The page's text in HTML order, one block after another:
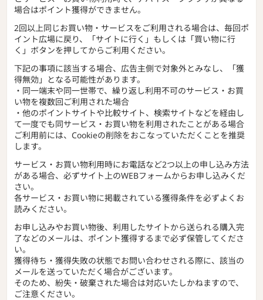
場合はポイント獲得ができません。
2回以上同じお買い物・サービスをご利用される場合は、毎回ポ
イント広場に戻り、「サイトに行く」もしくは「買い物に行
く」ボタンを押してからご利用ください。
下記の事項に該当する場合、広告主側で対象外とみなし、「獲
得無効」となる可能性があります。
・同一端末や同一世帯で、繰り返し利用不可のサービス・お買
い物を複数回ご利用された場合
・他のポイントサイトや比較サイト、検索サイトなどを経由し
て一度でも同サービス・お買い物を利用されたことがある場合
ご利用前には、Cookieの削除をおこなっていただくことを推奨
します。
サービス・お買い物利用時にお電話など2つ以上の申し込み方法
がある場合、必ずサイト上のWEBフォームからお申し込みくだ
さい。
各サービス・お買い物に掲載されている獲得条件を必ずよくお
読みください。
お申し込みやお買い物後、利用したサイトから送られる購入完
了などのメールは、ポイント獲得するまで必ず保管してくださ
い。
獲得待ち・獲得失敗の状態でお問い合わせされる際に、該当の
メールを送っていただく場合がございます。
そのため、紛失・破棄された場合は対応いたしかねますので、
ご注意ください。